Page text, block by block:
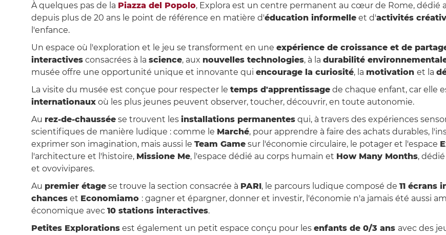
À quelques pas de la Piazza del Popolo, Explora est un centre permanent au cœur de Rome, dédié
depuis plus de 20 ans le point de référence en matière d'éducation informelleet d'activités
l'enfance.
Un espace où l'exploration et le jeu se transforment en une expérience de croissance et de
interactivesconsacrées à la science, aux nouvelles technologies, à la durabilité
musée offre une opportunité unique et innovante qui encourage la curiosité, la motivation et la
La visite du musée est conçue pour respecter le temps d'apprentissagede chaque enfant, car elle
internationauxoù les plus jeunes peuvent observer, toucher, découvrir, en toute autonomie.
Au rez-de-chausséese trouvent les installations permanentesqui, à travers des expériences
scientifiques de manière ludique : comme le Marché, pour apprendre à faire des achats durables,
exprimer son imagination, mais aussi le Team Gamesur l'économie circulaire, le potager et l'espace
l'architecture et l'histoire, Missione Me, l'espace dédié au corps humain et How Many Months,
et ovovivipares.
Au premier étagese trouve la section consacrée à PARI, le parcours ludique composé de 11 écrans
chanceset Economiamo : gagner et épargner, donner et investir, l'économie n'a jamais été aussi
économique avec 10 stations interactives.
Petites Explorationsest également un petit espace conçu pour les enfants de 0/3 ans avec des